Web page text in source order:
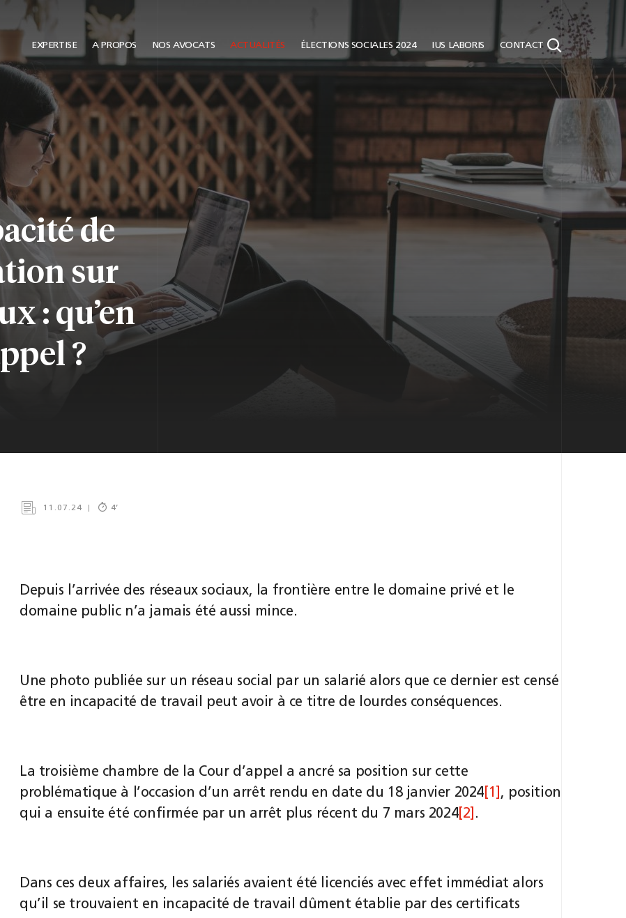
EXPERTISE A PROPOS NOS AVOCATS ACTUALITÉS ÉLECTIONS SOCIALES 2024 IUS LABORIS CONTACT
de
sur
: qu’en
?
11.07.24 4’
Depuis l’arrivée des réseaux sociaux, la frontière entre le domaine privé et le
domaine public n’a jamais été aussi mince.
Une photo publiée sur un réseau social par un salarié alors que ce dernier est censé
être en incapacité de travail peut avoir à ce titre de lourdes conséquences.
La troisième chambre de la Cour d’appel a ancré sa position sur cette
problématique à l’occasion d’un arrêt rendu en date du 18 janvier 2024[1] , position
qui a ensuite été confirmée par un arrêt plus récent du 7 mars 2024[2] .
Dans ces deux affaires, les salariés avaient été licenciés avec effet immédiat alors
qu’il se trouvaient en incapacité de travail dûment établie par des certificats